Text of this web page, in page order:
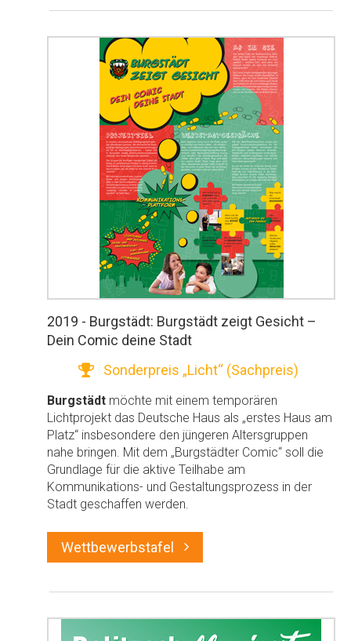
2019 - Burgstädt: Burgstädt zeigt Gesicht –
Dein Comic deine Stadt
Sonderpreis „Licht“ (Sachpreis)
Burgstädt möchte mit einem temporären
Lichtprojekt das Deutsche Haus als „erstes Haus am
Platz“ insbesondere den jüngeren Altersgruppen
nahe bringen. Mit dem „Burgstädter Comic“ soll die
Grundlage für die aktive Teilhabe am
Kommunikations- und Gestaltungsprozess in der
Stadt geschaffen werden.
Wettbewerbstafel